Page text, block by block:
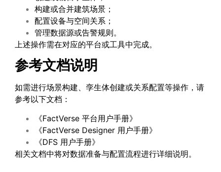
构建或合并建筑场景；
配置设备与空间关系；
管理数据源或告警规则。
上述操作需在对应的平台或工具中完成。
参考文档说明
如需进行场景构建、孪生体创建或关系配置等操作，请
参考以下文档：
《FactVerse 平台用户手册》
《FactVerse Designer 用户手册》
《DFS 用户手册》
相关文档中将对数据准备与配置流程进行详细说明。